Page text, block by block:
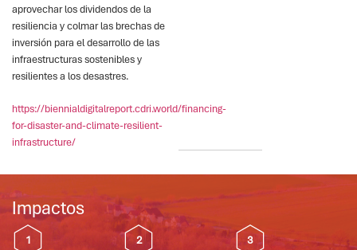
aprovechar los dividendos de la
resiliencia y colmar las brechas de
inversión para el desarrollo de las
infraestructuras sostenibles y
resilientes a los desastres.
https://biennialdigitalreport.cdri.world/financing-
for-disaster-and-climate-resilient-
infrastructure/
Impactos
1 2 3